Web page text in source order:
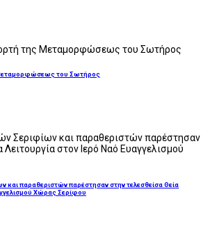
του Σωτήρος
και παραθεριστών παρέστησαν στην τελεσθείσα Θεία
Χώρας Σερίφου